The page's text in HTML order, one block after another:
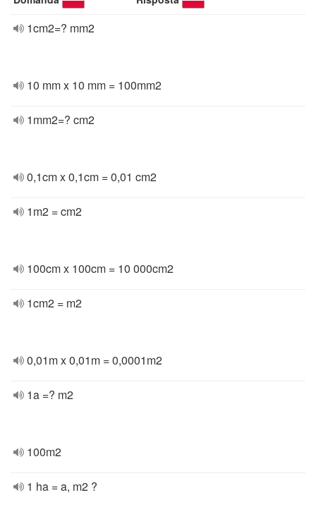
1cm2=? mm2
10 mm x 10 mm = 100mm2
1mm2=? cm2
0,1cm x 0,1cm = 0,01 cm2
1m2 = cm2
100cm x 100cm = 10 000cm2
1cm2 = m2
0,01m x 0,01m = 0,0001m2
1a =? m2
100m2
1 ha = a, m2 ?